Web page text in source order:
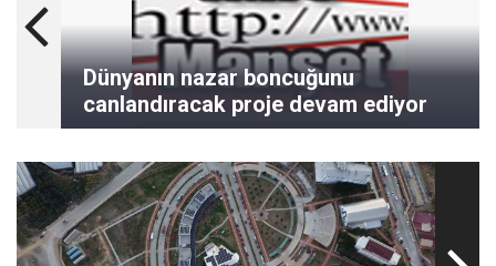
Dünyanın nazar boncuğunu
canlandıracak proje devam ediyor